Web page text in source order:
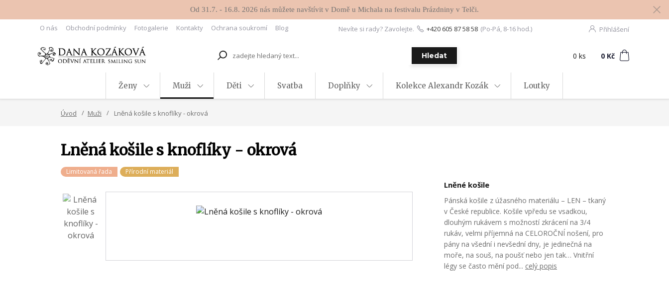
Od 31.7. - 16.8. 2026 nás můžete navštívit v Domě u Michala na festivalu Prázdniny v Telči.
O nás Obchodní podmínky Fotogalerie Kontakty Ochrana soukromí Blog Přihlášení
Hledat
Nevíte si rady? Zavolejte. +420 605 87 58 58 (Po-Pá, 8-16 hod.)
0 ks 0 Kč
Ženy Muži Děti Svatba Doplňky Kolekce Alexandr Kozák Loutky
Úvod Muži Lněná košile s knoflíky - okrová
Lněná košile s knoflíky - okrová
Limitovaná řada Přírodní materiál
Lněné košile
Pánská košile z úžasného materiálu – LEN – tkaný
v České republice. Košile vpředu se vsadkou,
dlouhým rukávem s možností zkrácení na 3/4
rukáv, velmi příjemná na CELOROČNÍ nošení, pro
pány na všední i nevšední dny, je jedinečná na
moře, na souš, na poušť nebo jen tak… Vnitřní
légy se často mění pod... celý popis